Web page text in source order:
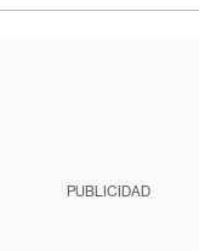
PUBLICIDAD